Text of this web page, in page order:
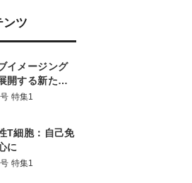
ンツ
イメージング
開する新たな
特集1
T細胞：自己免
に
特集1